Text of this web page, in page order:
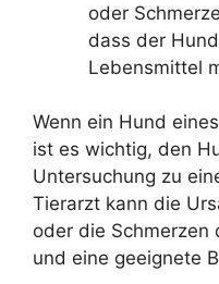
oder
dass der
Lebensmittel
Wenn ein Hund
ist es wichtig, den
Untersuchung zu
Tierarzt kann die
oder die Schmerzen
und eine geeignete